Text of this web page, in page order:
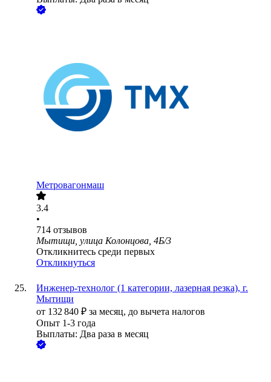
Метровагонмаш
3.4
•
714 отзывов
Мытищи, улица Колонцова, 4Б/3
Откликнитесь среди первых
Откликнуться
Инженер-технолог (1 категории, лазерная резка), г.
Мытищи
от 132 840 ₽ за месяц, до вычета налогов
Опыт 1-3 года
Выплаты: Два раза в месяц